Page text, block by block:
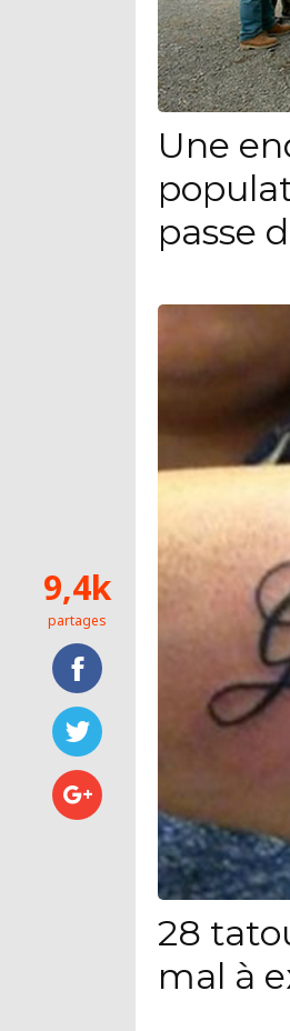
Une
passe
28
mal à
9,4k
partages